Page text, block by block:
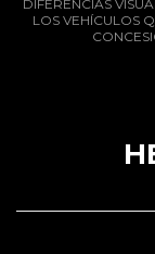
DIFERENCIAS
LOS VEHÍCULOS